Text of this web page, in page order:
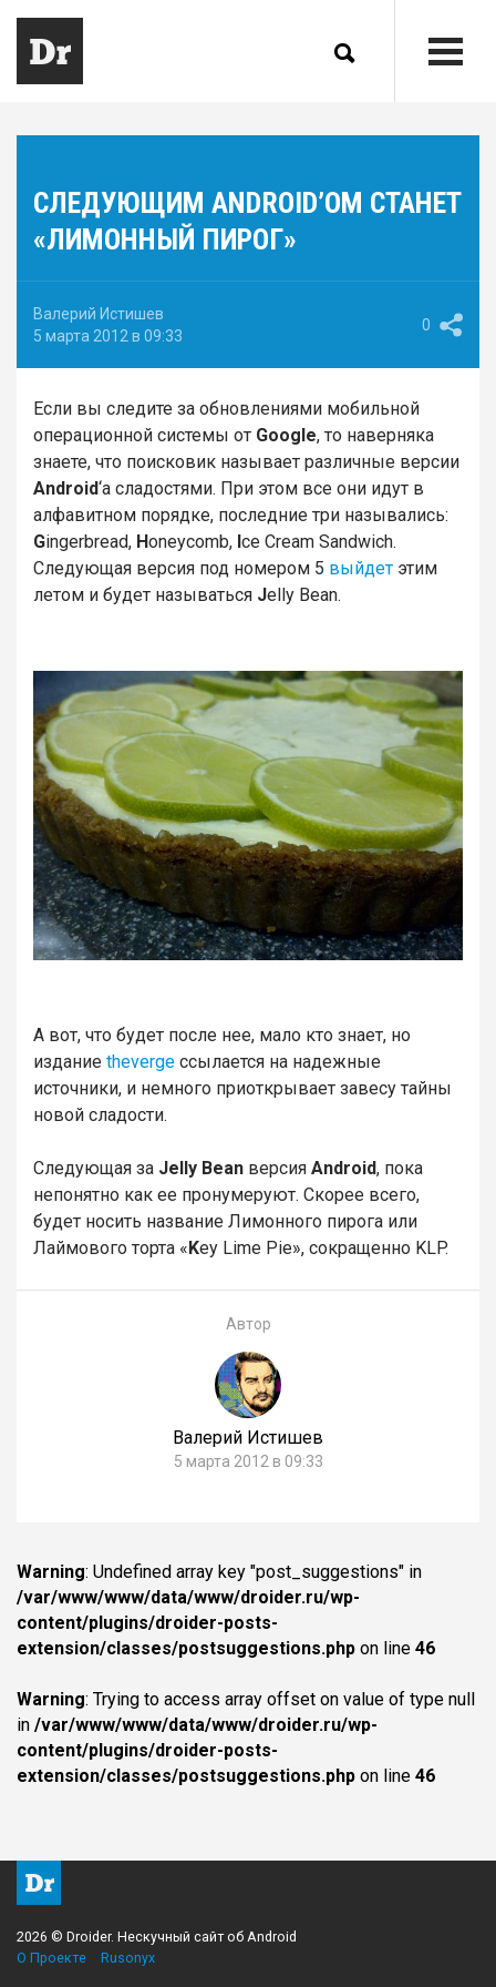
СЛЕДУЮЩИМ ANDROID’ОМ СТАНЕТ
«ЛИМОННЫЙ ПИРОГ»
Валерий Истишев
5 марта 2012 в 09:33
0
Если вы следите за обновлениями мобильной
операционной системы от Google, то наверняка
знаете, что поисковик называет различные версии
Android‘а сладостями. При этом все они идут в
алфавитном порядке, последние три назывались:
Gingerbread, Honeycomb, Ice Cream Sandwich.
Следующая версия под номером 5 выйдет этим
летом и будет называться Jelly Bean.
А вот, что будет после нее, мало кто знает, но
издание theverge ссылается на надежные
источники, и немного приоткрывает завесу тайны
новой сладости.
Следующая за Jelly Bean версия Android, пока
непонятно как ее пронумеруют. Скорее всего,
будет носить название Лимонного пирога или
Лаймового торта «Key Lime Pie», сокращенно KLP.
Автор
Валерий Истишев
5 марта 2012 в 09:33
Warning: Undefined array key "post_suggestions" in
/var/www/www/data/www/droider.ru/wp-
content/plugins/droider-posts-
extension/classes/postsuggestions.php on line 46
Warning: Trying to access array offset on value of type null
in /var/www/www/data/www/droider.ru/wp-
content/plugins/droider-posts-
extension/classes/postsuggestions.php on line 46
2026 © Droider. Нескучный сайт об Android
О Проекте
Rusonyx